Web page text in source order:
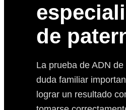
de
La prueba de ADN
duda familiar
lograr un resultado